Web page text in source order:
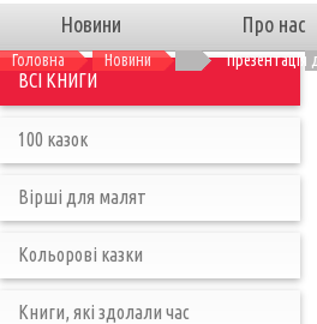
Новини Про нас
Головна Новини Презентація
ВСІ КНИГИ
100 казок
Вірші для малят
Кольорові казки
Книги, які здолали час